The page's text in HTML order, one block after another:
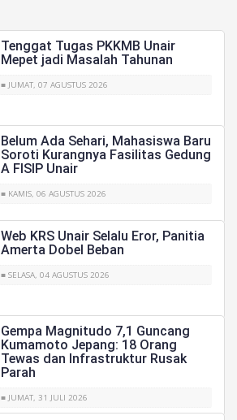
Tenggat Tugas PKKMB Unair
Mepet jadi Masalah Tahunan
■ JUMAT, 07 AGUSTUS 2026
Belum Ada Sehari, Mahasiswa Baru
Soroti Kurangnya Fasilitas Gedung
A FISIP Unair
■ KAMIS, 06 AGUSTUS 2026
Web KRS Unair Selalu Eror, Panitia
Amerta Dobel Beban
■ SELASA, 04 AGUSTUS 2026
Gempa Magnitudo 7,1 Guncang
Kumamoto Jepang: 18 Orang
Tewas dan Infrastruktur Rusak
Parah
■ JUMAT, 31 JULI 2026